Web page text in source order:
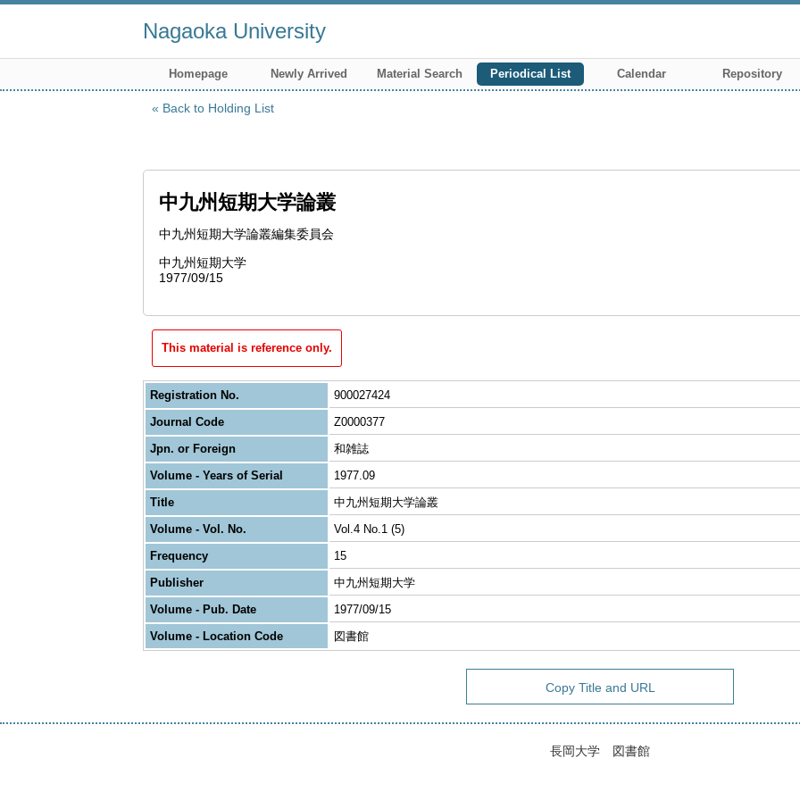
Nagaoka University
Homepage Newly Arrived Material Search Periodical List Calendar Repository
Back to Holding List
中九州短期大学論叢
中九州短期大学論叢編集委員会
中九州短期大学
1977/09/15
This material is reference only.
Registration No.
900027424
Journal Code
Z0000377
Jpn. or Foreign
和雑誌
Volume - Years of Serial
1977.09
Title
中九州短期大学論叢
Volume - Vol. No.
Vol.4 No.1 (5)
Frequency
15
Publisher
中九州短期大学
Volume - Pub. Date
1977/09/15
Volume - Location Code
図書館
Copy Title and URL
長岡大学 図書館